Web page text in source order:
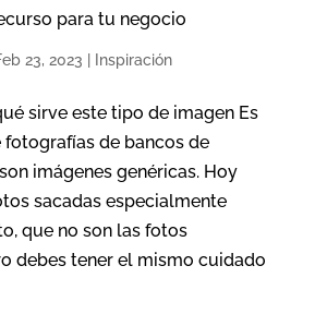
para tu negocio
23, 2023 Inspiración
sirve este tipo de imagen Es
fotografías de bancos de
imágenes genéricas. Hoy
sacadas especialmente
que no son las fotos
debes tener el mismo cuidado